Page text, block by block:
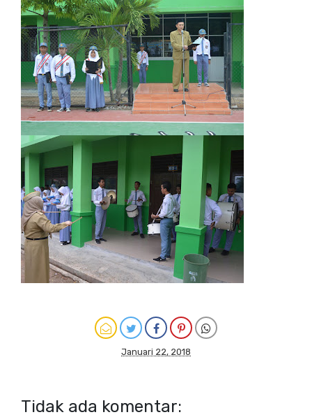
Januari 22, 2018
Tidak ada komentar: